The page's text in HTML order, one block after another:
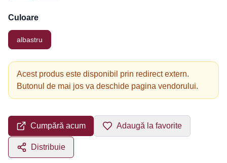
Culoare
albastru
Acest produs este disponibil prin redirect extern.
Butonul de mai jos va deschide pagina vendorului.
Cumpără acum Adaugă la favorite
Distribuie